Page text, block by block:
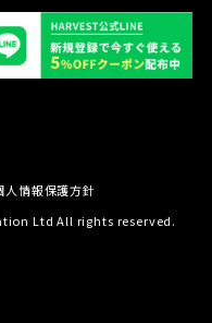
人情報保護方針
Ltd All rights reserved.